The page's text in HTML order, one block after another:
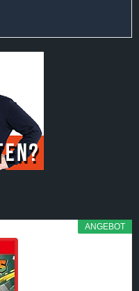
ANGEBOT